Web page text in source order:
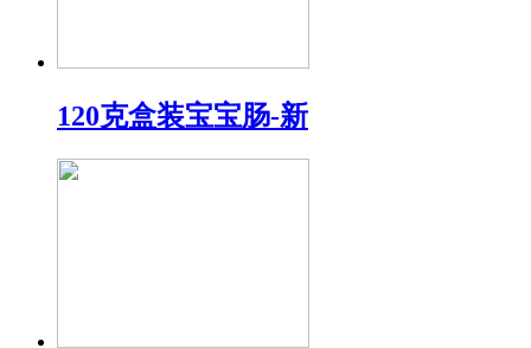
120克盒装宝宝肠-新